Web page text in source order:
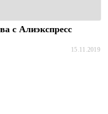
с Алиэкспресс
15.11.2019